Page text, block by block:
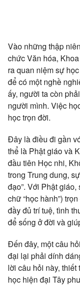
Vào những thập
chứcVăn hóa,
raquan niệmsự học
để có một nghề
ấy, người ta còn
người mình. Việc
họctrọn đời.
Đây là điều đi gần
thể là Phật giáovà
đầu tiên Học nhi,
trong Trung dung,
đạo”. Với Phật giáo,
chữ “học hành”)
đầy đủ trí tuệ, tình
để sống ở đời và
Đến đây, một câu
đại lại phải dính
lời câu hỏi này,
học hiện đại Tây